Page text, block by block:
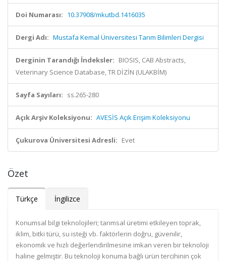
Doi Numarası: 10.37908/mkutbd.1416035
Dergi Adı: Mustafa Kemal Üniversitesi Tarım Bilimleri Dergisi
Derginin Tarandığı İndeksler: BIOSIS, CAB Abstracts,
Veterinary Science Database, TR DİZİN (ULAKBİM)
Sayfa Sayıları: ss.265-280
Açık Arşiv Koleksiyonu: AVESİS Açık Erişim Koleksiyonu
Çukurova Üniversitesi Adresli: Evet
Özet
Türkçe İngilizce
Konumsal bilgi teknolojileri; tarımsal üretimi etkileyen toprak,
iklim, bitki türü, su isteği vb. faktörlerin doğru, güvenilir,
ekonomik ve hızlı değerlendirilmesine imkan veren bir teknoloji
haline gelmiştir. Bu teknoloji konuma bağlı ürün tercihinin çok